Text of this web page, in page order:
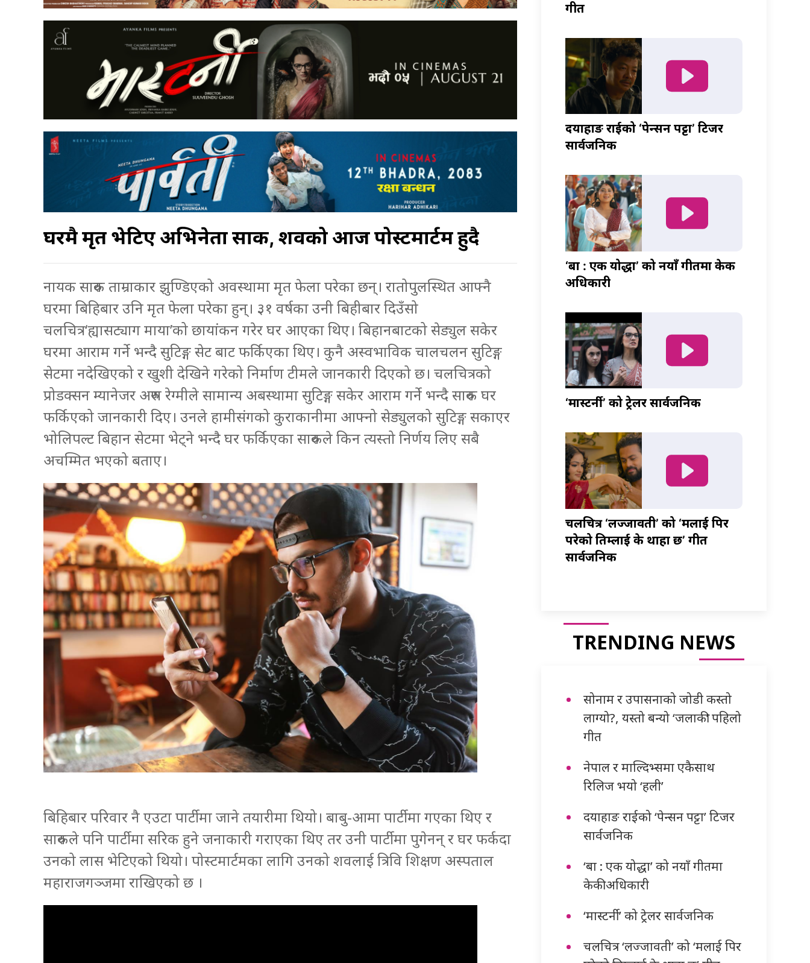
घरमै मृत भेटिए अभिनेता सारुक, शवको आज पोस्टमार्टम हुदै
नायक सारुक ताम्राकार झुण्डिएको अवस्थामा मृत फेला परेका छन्। रातोपुलस्थित आफ्नै
घरमा बिहिबार उनि मृत फेला परेका हुन्। ३१ वर्षका उनी बिहीबार दिउँसो
चलचित्र‘ह्यासट्याग माया’को छायांकन गरेर घर आएका थिए। बिहानबाटको सेड्युल सकेर
घरमा आराम गर्ने भन्दै सुटिङ्ग सेट बाट फर्किएका थिए। कुनै अस्वभाविक चालचलन सुटिङ्ग
सेटमा नदेखिएको र खुशी देखिने गरेको निर्माण टीमले जानकारी दिएको छ। चलचित्रको
प्रोडक्सन म्यानेजर अरुण रेग्मीले सामान्य अबस्थामा सुटिङ्ग सकेर आराम गर्ने भन्दै सारुक घर
फर्किएको जानकारी दिए। उनले हामीसंगको कुराकानीमा आफ्नो सेड्युलको सुटिङ्ग सकाएर
भोलिपल्ट बिहान सेटमा भेट्ने भन्दै घर फर्किएका सारुकले किन त्यस्तो निर्णय लिए सबै
अचम्मित भएको बताए।
बिहिबार परिवार नै एउटा पार्टीमा जाने तयारीमा थियो। बाबु-आमा पार्टीमा गएका थिए र
सारुकले पनि पार्टीमा सरिक हुने जनाकारी गराएका थिए तर उनी पार्टीमा पुगेनन् र घर फर्कदा
उनको लास भेटिएको थियो। पोस्टमार्टमका लागि उनको शवलाई त्रिवि शिक्षण अस्पताल
महाराजगञ्जमा राखिएको छ ।
गीत
दयाहाङ राईको ‘पेन्सन पट्टा’ टिजर
सार्वजनिक
‘बा : एक योद्धा’ को नयाँ गीतमा केकी
अधिकारी
‘मास्टर्नी’ को ट्रेलर सार्वजनिक
चलचित्र ‘लज्जावती’ को ‘मलाई पिर
परेको तिम्लाई के थाहा छ’ गीत
सार्वजनिक
TRENDING NEWS
सोनाम र उपासनाको जोडी कस्तो
लाग्यो?, यस्तो बन्यो ‘जलाकी’ पहिलो
गीत
नेपाल र माल्दिभ्समा एकैसाथ
रिलिज भयो ‘हली’
दयाहाङ राईको ‘पेन्सन पट्टा’ टिजर
सार्वजनिक
‘बा : एक योद्धा’ को नयाँ गीतमा
केकी अधिकारी
‘मास्टर्नी’ को ट्रेलर सार्वजनिक
चलचित्र ‘लज्जावती’ को ‘मलाई पिर